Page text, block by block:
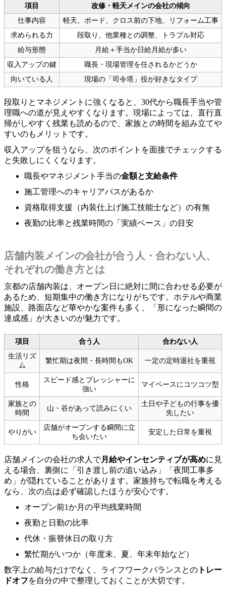
項目
改修・軽天メインの会社の傾向
仕事内容
軽天、ボード、クロス前の下地、リフォーム工事
求められる力
段取り、他業種との調整、トラブル対応
給与形態
月給＋手当か日給月給が多い
収入アップの鍵
職長・現場管理を任されるかどうか
向いている人
現場の「司令塔」役が好きなタイプ
段取りとマネジメントに強くなると、30代から職長手当や管
理職への道が見えやすくなります。現場によっては、直行直
帰がしやすく残業も読めるので、家族との時間を組み立てや
すいのもメリットです。
収入アップを狙うなら、次のポイントを面接でチェックする
と失敗しにくくなります。
職長やマネジメント手当の金額と支給条件
施工管理へのキャリアパスがあるか
資格取得支援（内装仕上げ施工技能士など）の有無
夜勤の比率と残業時間の「実績ベース」の目安
店舗内装メインの会社が合う人・合わない人、
それぞれの働き方とは
京都の店舗内装は、オープン日に絶対に間に合わせる必要が
あるため、短期集中の働き方になりがちです。ホテルや商業
施設、路面店など華やかな案件も多く、「形になった瞬間の
達成感」が大きいのが魅力です。
項目 合う人
合わない人
生活リズ
ム
繁忙期は夜間・長時間もOK 一定の定時退社を重視
性格
スピード感とプレッシャーに
強い
マイペースにコツコツ型
家族との
時間
山・谷があって読みにくい
土日や子どもの行事を優
先したい
やりがい
店舗がオープンする瞬間に立
ち会いたい
安定した日常を重視
店舗メインの会社の求人で月給やインセンティブが高めに見
える場合、裏側に「引き渡し前の追い込み」「夜間工事多
め」が隠れていることがあります。家族持ちで転職を考える
なら、次の点は必ず確認したほうが安心です。
オープン前1か月の平均残業時間
夜勤と日勤の比率
代休・振替休日の取り方
繁忙期がいつか（年度末、夏、年末年始など）
数字上の給与だけでなく、ライフワークバランスとの トレー
ドオフを自分の中で整理しておくことが大切です。